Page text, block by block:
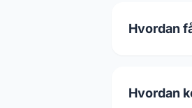
Hvordan
Hvordan